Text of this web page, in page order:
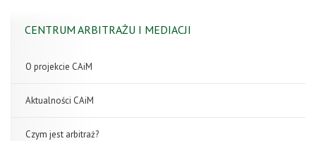
CENTRUM ARBITRAŻU I MEDIACJI
O projekcie CAiM
Aktualności CAiM
Czym jest arbitraż?